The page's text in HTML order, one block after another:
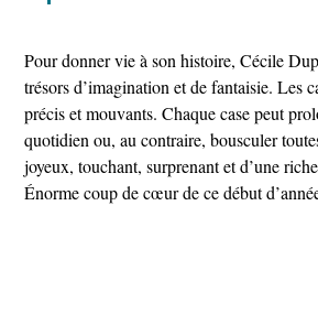
Pour donner vie à son histoire, Cécile
trésors d’imagination et de fantaisie. Les
précis et mouvants. Chaque case peut
quotidien ou, au contraire, bousculer
joyeux, touchant, surprenant et d’une
Énorme coup de cœur de ce début